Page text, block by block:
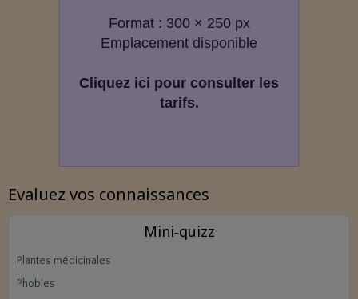
Format : 300 × 250 px
Emplacement disponible
Cliquez ici pour consulter les
tarifs.
Evaluez vos connaissances
Mini‑quizz
Plantes médicinales
Phobies